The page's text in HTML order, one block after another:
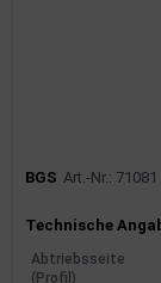
BGS Art.-Nr.: 71081
Technische
Abtriebsseite
(Profil)
Dämpfung
Lüftung